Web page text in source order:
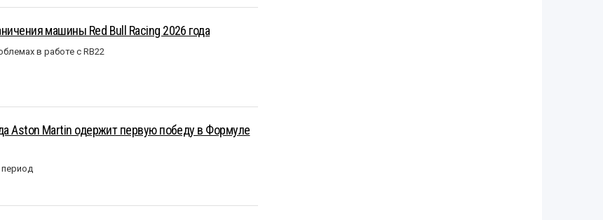
машины Red Bull Racing 2026 года
в работе с RB22
Aston Martin одержит первую победу в Формуле